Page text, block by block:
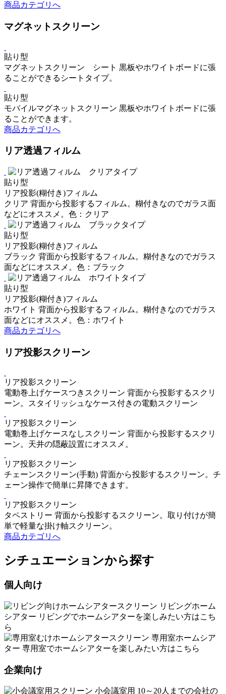
商品カテゴリへ
マグネットスクリーン
貼り型
マグネットスクリーン シート 黒板やホワイトボードに張
ることができるシートタイプ。
貼り型
モバイルマグネットスクリーン 黒板やホワイトボードに張
ることができます。
商品カテゴリへ
リア透過フィルム
貼り型
リア投影(糊付き)フィルム
クリア 背面から投影するフィルム。糊付きなのでガラス面
などにオススメ。色：クリア
貼り型
リア投影(糊付き)フィルム
ブラック 背面から投影するフィルム。糊付きなのでガラス
面などにオススメ。色：ブラック
貼り型
リア投影(糊付き)フィルム
ホワイト 背面から投影するフィルム。糊付きなのでガラス
面などにオススメ。色：ホワイト
商品カテゴリへ
リア投影スクリーン
リア投影スクリーン
電動巻上げケースつきスクリーン 背面から投影するスクリ
ーン。スタイリッシュなケース付きの電動スクリーン
リア投影スクリーン
電動巻上げケースなしスクリーン 背面から投影するスクリ
ーン。天井の隠蔽設置にオススメ。
リア投影スクリーン
チェーンスクリーン(手動) 背面から投影するスクリーン。チ
ェーン操作で簡単に昇降できます。
リア投影スクリーン
タペストリー 背面から投影するスクリーン。取り付けが簡
単で軽量な掛け軸スクリーン。
商品カテゴリへ
シチュエーションから探す
個人向け
リビングホーム
シアター リビングでホームシアターを楽しみたい方はこち
ら
専用室ホームシア
ター 専用室でホームシアターを楽しみたい方はこちら
企業向け
小会議室用 10～20人までの会社の